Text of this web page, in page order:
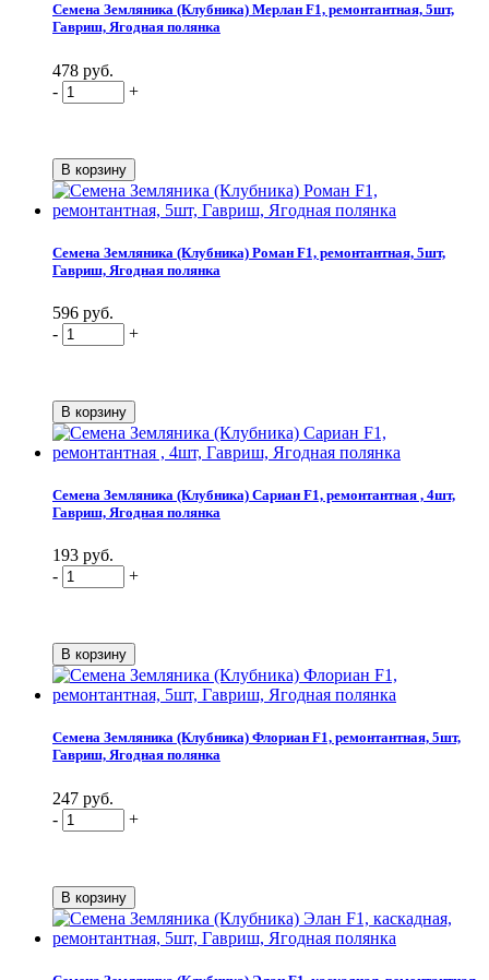
Семена Земляника (Клубника) Мерлан F1, ремонтантная, 5шт,
Гавриш, Ягодная полянка
478 руб.
-
+
Семена Земляника (Клубника) Роман F1, ремонтантная, 5шт,
Гавриш, Ягодная полянка
596 руб.
-
+
Семена Земляника (Клубника) Сариан F1, ремонтантная , 4шт,
Гавриш, Ягодная полянка
193 руб.
-
+
Семена Земляника (Клубника) Флориан F1, ремонтантная, 5шт,
Гавриш, Ягодная полянка
247 руб.
-
+